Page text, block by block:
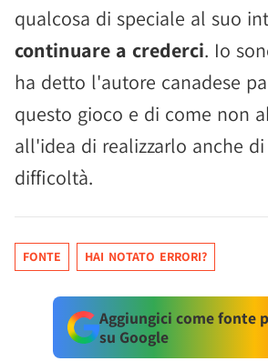
qualcosa di speciale al suo
continuare a crederci. Io
ha detto l'autore canadese
questo gioco e di come non
all'idea di realizzarlo anche
difficoltà.
FONTE HAI NOTATO ERRORI?
Aggiungici come fonte
su Google